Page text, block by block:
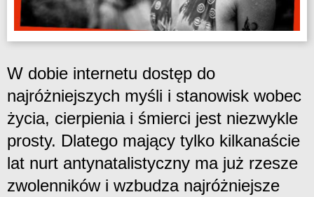
W dobie internetu dostęp do
najróżniejszych myśli i stanowisk wobec
życia, cierpienia i śmierci jest niezwykle
prosty. Dlatego mający tylko kilkanaście
lat nurt antynatalistyczny ma już rzesze
zwolenników i wzbudza najróżniejsze